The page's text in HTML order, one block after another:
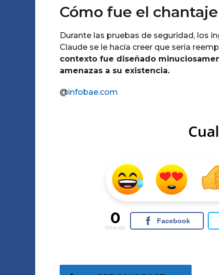
Cómo fue el
Durante las pruebas de seguridad, los
Claude se le hacía creer que sería
contexto fue diseñado
amenazas a su existencia.
@infobae.com
0
Shares
Facebook